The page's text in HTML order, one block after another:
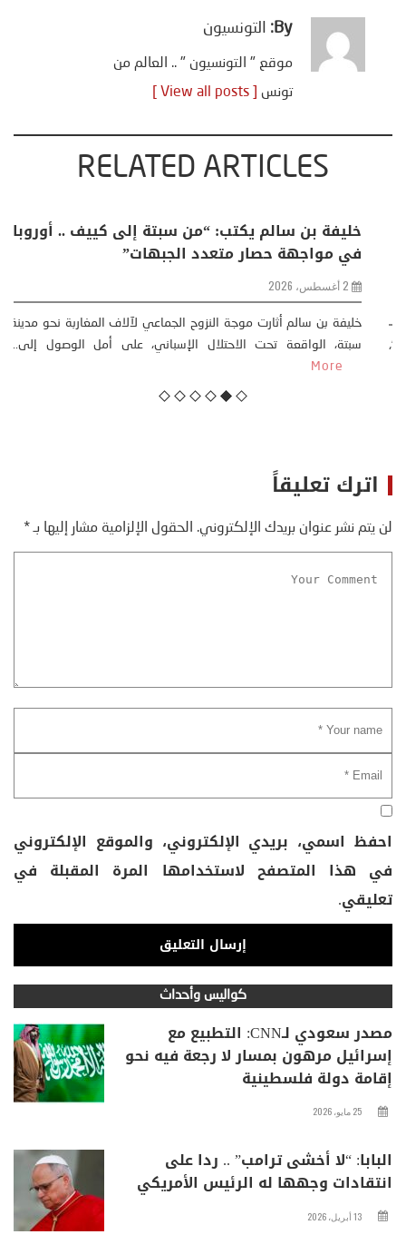
By: التونسيون
موقع " التونسيون " .. العالم من
تونس
RELATED ARTICLES
منذر بالضيافي يكتب حول: التغيرات المناخية: اكثر
من ظاهرة طبيعية .. تحول اجتماعي وحضاري (
مقاربة سوسيولوجية )
23 يوليو، 2026
كتب: منذر بالضيافي بدأت قصتي مع التغييرات المناخية ” المتطرفة”،
منذ نهاية ثمانينات القرن الماضي، حين أطردنا ...
اترك تعليقاً
لن يتم نشر عنوان بريدك الإلكتروني. الحقول الإلزامية مشار إليها بـ*
احفظ اسمي، بريدي الإلكتروني، والموقع الإلكتروني
في هذا المتصفح لاستخدامها المرة المقبلة في
تعليقي.
كواليس وأحداث
مصدر سعودي لـCNN: التطبيع مع
إسرائيل مرهون بمسار لا رجعة فيه نحو
إقامة دولة فلسطينية
25 مايو، 2026
البابا: “لا أخشى ترامب” .. ردا على
انتقادات وجهها له الرئيس الأمريكي
13 أبريل، 2026